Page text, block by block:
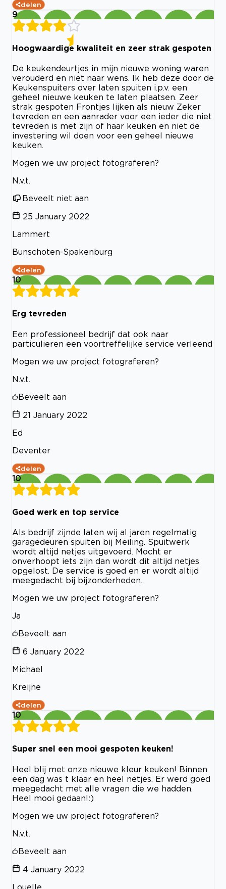
delen
9
Hoogwaardige kwaliteit en zeer strak gespoten
De keukendeurtjes in mijn nieuwe woning waren
verouderd en niet naar wens. Ik heb deze door de
Keukenspuiters over laten spuiten i.p.v. een
geheel nieuwe keuken te laten plaatsen. Zeer
strak gespoten Frontjes lijken als nieuw Zeker
tevreden en een aanrader voor een ieder die niet
tevreden is met zijn of haar keuken en niet de
investering wil doen voor een geheel nieuwe
keuken.
Mogen we uw project fotograferen?
N.v.t.
Beveelt niet aan
25 January 2022
Lammert
Bunschoten-Spakenburg
delen
10
Erg tevreden
Een professioneel bedrijf dat ook naar
particulieren een voortreffelijke service verleend
Mogen we uw project fotograferen?
N.v.t.
Beveelt aan
21 January 2022
Ed
Deventer
delen
10
Goed werk en top service
Als bedrijf zijnde laten wij al jaren regelmatig
garagedeuren spuiten bij Meiling. Spuitwerk
wordt altijd netjes uitgevoerd. Mocht er
onverhoopt iets zijn dan wordt dit altijd netjes
opgelost. De service is goed en er wordt altijd
meegedacht bij bijzonderheden.
Mogen we uw project fotograferen?
Ja
Beveelt aan
6 January 2022
Michael
Kreijne
delen
10
Super snel een mooi gespoten keuken!
Heel blij met onze nieuwe kleur keuken! Binnen
een dag was t klaar en heel netjes. Er werd goed
meegedacht met alle vragen die we hadden.
Heel mooi gedaan!:)
Mogen we uw project fotograferen?
N.v.t.
Beveelt aan
4 January 2022
Louelle